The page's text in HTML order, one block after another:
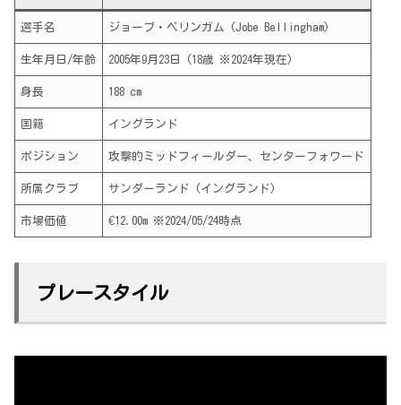
選手名 ジョーブ・ベリンガム (Jobe Bellingham)
生年月日/年齢 2005年9月23日 (18歳 ※2024年現在)
身長 188 cm
国籍 イングランド
ポジション 攻撃的ミッドフィールダー、センターフォワード
所属クラブ サンダーランド (イングランド)
市場価値 €12.00m ※2024/05/24時点
プレースタイル